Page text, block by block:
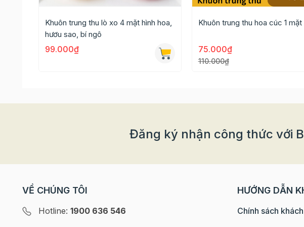
hai khấc của khuôn).
- Trước khi sử dụng, bạn nên quét một lớp dầu ăn mỏng lên mặt
Khuôn trung thu lò xo 4 mặt hình hoa,
hươu sao, bí ngô
99.000₫
Khuôn trung thu hoa cúc 1 mặt
75.000₫
110.000₫
Đăng ký nhận công thức với
VỀ CHÚNG TÔI
Hotline: 1900 636 546
HƯỚNG DẪN
Chính sách